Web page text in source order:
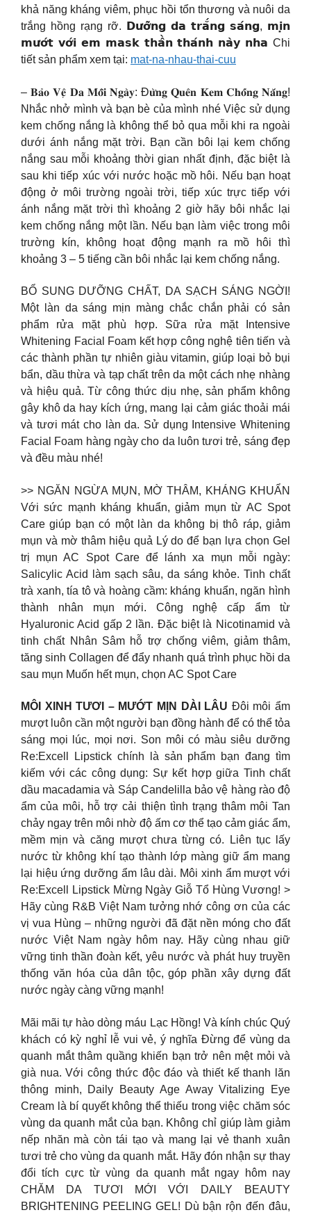
khả năng kháng viêm, phục hồi tổn thương và nuôi da
trắng hồng rạng rỡ. 𝗗𝘂̛𝗼̛̃𝗻𝗴 𝗱𝗮 𝘁𝗿𝗮̆́𝗻𝗴 𝘀𝗮́𝗻𝗴, 𝗺𝗶̣𝗻
𝗺𝘂̛𝗼̛́𝘁 𝘃𝗼̛́𝗶 𝗲𝗺 𝗺𝗮𝘀𝗸 𝘁𝗵𝗮̂̀𝗻 𝘁𝗵𝗮́𝗻𝗵 𝗻𝗮̀𝘆 𝗻𝗵𝗮 Chi
tiết sản phẩm xem tại: mat-na-nhau-thai-cuu
– 𝐁𝐚̉𝐨 𝐕𝐞̣̂ 𝐃𝐚 𝐌𝐨̂̃𝐢 𝐍𝐠𝐚̀𝐲: Đ𝐮̛̀𝐧𝐠 𝐐𝐮𝐞̂𝐧 𝐊𝐞𝐦 𝐂𝐡𝐨̂́𝐧𝐠 𝐍𝐚̆́𝐧𝐠!
Nhắc nhở mình và bạn bè của mình nhé Việc sử dụng
kem chống nắng là không thể bỏ qua mỗi khi ra ngoài
dưới ánh nắng mặt trời. Bạn cần bôi lại kem chống
nắng sau mỗi khoảng thời gian nhất định, đặc biệt là
sau khi tiếp xúc với nước hoặc mồ hôi. Nếu bạn hoạt
động ở môi trường ngoài trời, tiếp xúc trực tiếp với
ánh nắng mặt trời thì khoảng 2 giờ hãy bôi nhắc lại
kem chống nắng một lần. Nếu bạn làm việc trong môi
trường kín, không hoạt động mạnh ra mồ hôi thì
khoảng 3 – 5 tiếng cần bôi nhắc lại kem chống nắng.
BỔ SUNG DƯỠNG CHẤT, DA SẠCH SÁNG NGỜI!
Một làn da sáng mịn màng chắc chắn phải có sản
phẩm rửa mặt phù hợp. Sữa rửa mặt Intensive
Whitening Facial Foam kết hợp công nghệ tiên tiến và
các thành phần tự nhiên giàu vitamin, giúp loại bỏ bụi
bẩn, dầu thừa và tạp chất trên da một cách nhẹ nhàng
và hiệu quả. Từ công thức dịu nhẹ, sản phẩm không
gây khô da hay kích ứng, mang lại cảm giác thoải mái
và tươi mát cho làn da. Sử dụng Intensive Whitening
Facial Foam hàng ngày cho da luôn tươi trẻ, sáng đẹp
và đều màu nhé!
>> NGĂN NGỪA MỤN, MỜ THÂM, KHÁNG KHUẨN
Với sức mạnh kháng khuẩn, giảm mụn từ AC Spot
Care giúp bạn có một làn da không bị thô ráp, giảm
mụn và mờ thâm hiệu quả Lý do để bạn lựa chọn Gel
trị mụn AC Spot Care để lánh xa mụn mỗi ngày:
Salicylic Acid làm sạch sâu, da sáng khỏe. Tinh chất
trà xanh, tía tô và hoàng cầm: kháng khuẩn, ngăn hình
thành nhân mụn mới. Công nghệ cấp ẩm từ
Hyaluronic Acid gấp 2 lần. Đặc biệt là Nicotinamid và
tinh chất Nhân Sâm hỗ trợ chống viêm, giảm thâm,
tăng sinh Collagen để đẩy nhanh quá trình phục hồi da
sau mụn Muốn hết mụn, chọn AC Spot Care
MÔI XINH TƯƠI – MƯỚT MỊN DÀI LÂU Đôi môi ẩm
mượt luôn cần một người bạn đồng hành để có thể tỏa
sáng mọi lúc, mọi nơi. Son môi có màu siêu dưỡng
Re:Excell Lipstick chính là sản phẩm bạn đang tìm
kiếm với các công dụng: Sự kết hợp giữa Tinh chất
dầu macadamia và Sáp Candelilla bảo vệ hàng rào độ
ẩm của môi, hỗ trợ cải thiện tình trạng thâm môi Tan
chảy ngay trên môi nhờ độ ấm cơ thể tạo cảm giác ẩm,
mềm mịn và căng mượt chưa từng có. Liên tục lấy
nước từ không khí tạo thành lớp màng giữ ẩm mang
lại hiệu ứng dưỡng ẩm lâu dài. Môi xinh ẩm mượt với
Re:Excell Lipstick Mừng Ngày Giỗ Tổ Hùng Vương! >
Hãy cùng R&B Việt Nam tưởng nhớ công ơn của các
vị vua Hùng – những người đã đặt nền móng cho đất
nước Việt Nam ngày hôm nay. Hãy cùng nhau giữ
vững tinh thần đoàn kết, yêu nước và phát huy truyền
thống văn hóa của dân tộc, góp phần xây dựng đất
nước ngày càng vững mạnh!
Mãi mãi tự hào dòng máu Lạc Hồng! Và kính chúc Quý
khách có kỳ nghỉ lễ vui vẻ, ý nghĩa Đừng để vùng da
quanh mắt thâm quầng khiến bạn trở nên mệt mỏi và
già nua. Với công thức độc đáo và thiết kế thanh lăn
thông minh, Daily Beauty Age Away Vitalizing Eye
Cream là bí quyết không thể thiếu trong việc chăm sóc
vùng da quanh mắt của bạn. Không chỉ giúp làm giảm
nếp nhăn mà còn tái tạo và mang lại vẻ thanh xuân
tươi trẻ cho vùng da quanh mắt. Hãy đón nhận sự thay
đổi tích cực từ vùng da quanh mắt ngay hôm nay
CHĂM DA TƯƠI MỚI VỚI DAILY BEAUTY
BRIGHTENING PEELING GEL! Dù bận rộn đến đâu,